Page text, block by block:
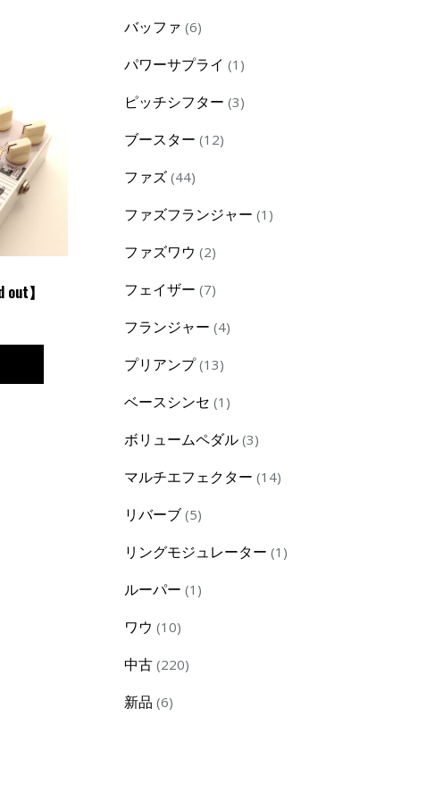
】
バッファ 66
パワーサプライ 1 1
ピッチシフター 33
ブースター 1212
ファズ 4444
ファズフランジャー 1 1
ファズワウ 22
フェイザー 77
フランジャー 44
プリアンプ 1313
ベースシンセ 1 1
ボリュームペダル 33
マルチエフェクター 1414
リバーブ 55
リングモジュレーター 1 1
ルーパー 1 1
ワウ 1010
中古 220220
新品 66